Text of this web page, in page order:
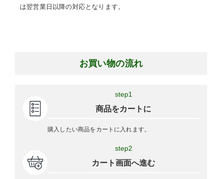
は翌営業日以降の対応となります。
お買い物の流れ
step1
商品をカートに
購入したい商品をカートに入れます。
step2
カート画面へ進む